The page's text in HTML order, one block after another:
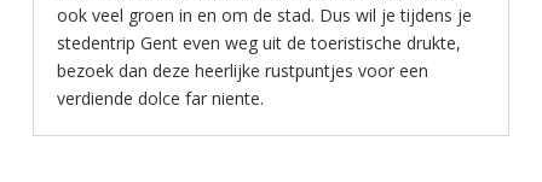
ook veel groen in en om de stad. Dus wil je tijdens je
stedentrip Gent even weg uit de toeristische drukte,
bezoek dan deze heerlijke rustpuntjes voor een
verdiende dolce far niente.